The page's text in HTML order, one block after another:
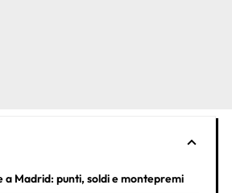
a Madrid: punti, soldi e montepremi